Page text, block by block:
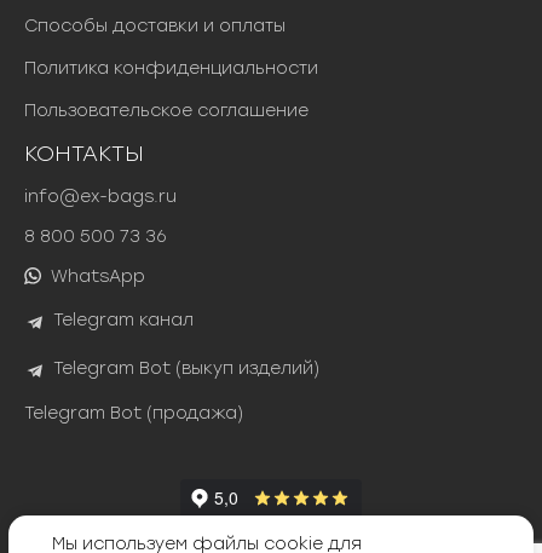
Способы доставки и оплаты
Политика конфиденциальности
Пользовательское соглашение
КОНТАКТЫ
info@ex-bags.ru
8 800 500 73 36
WhatsApp
Telegram канал
Telegram Bot (выкуп изделий)
Telegram Bot (продажа)
Мы используем файлы cookie для